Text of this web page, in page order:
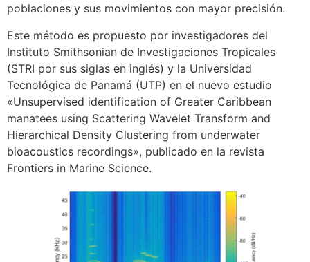
poblaciones y sus movimientos con mayor precisión.
Este método es propuesto por investigadores del
Instituto Smithsonian de Investigaciones Tropicales
(STRI por sus siglas en inglés) y la Universidad
Tecnológica de Panamá (UTP) en el nuevo estudio
«Unsupervised identification of Greater Caribbean
manatees using Scattering Wavelet Transform and
Hierarchical Density Clustering from underwater
bioacoustics recordings», publicado en la revista
Frontiers in Marine Science.